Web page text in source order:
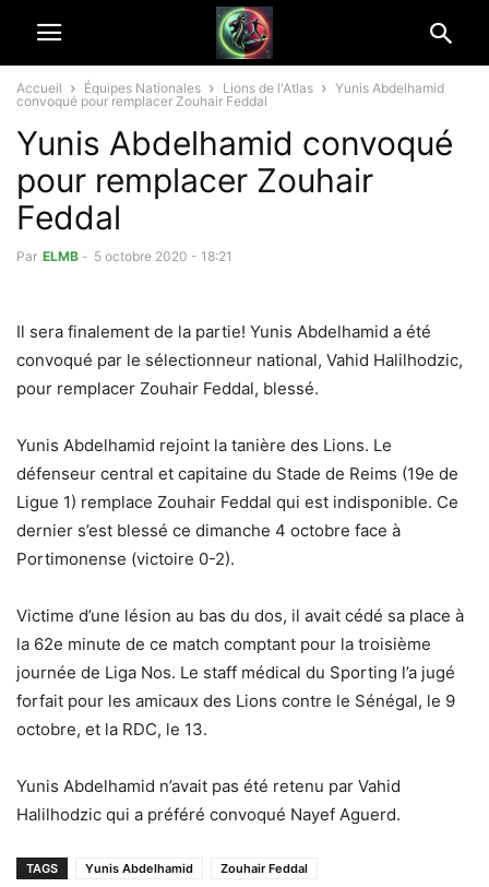
Accueil Équipes Nationales Lions de l'Atlas
Yunis Abdelhamid
convoqué pour remplacer Zouhair Feddal
Yunis Abdelhamid convoqué
pour remplacer Zouhair
Feddal
Par ELMB - 5 octobre 2020 - 18:21
Il sera finalement de la partie! Yunis Abdelhamid a été
convoqué par le sélectionneur national, Vahid Halilhodzic,
pour remplacer Zouhair Feddal, blessé.
Yunis Abdelhamid rejoint la tanière des Lions. Le
défenseur central et capitaine du Stade de Reims (19e de
Ligue 1) remplace Zouhair Feddal qui est indisponible. Ce
dernier s’est blessé ce dimanche 4 octobre face à
Portimonense (victoire 0-2).
Victime d’une lésion au bas du dos, il avait cédé sa place à
la 62e minute de ce match comptant pour la troisième
journée de Liga Nos. Le staff médical du Sporting l’a jugé
forfait pour les amicaux des Lions contre le Sénégal, le 9
octobre, et la RDC, le 13.
Yunis Abdelhamid n’avait pas été retenu par Vahid
Halilhodzic qui a préféré convoqué Nayef Aguerd.
TAGS Yunis Abdelhamid Zouhair Feddal